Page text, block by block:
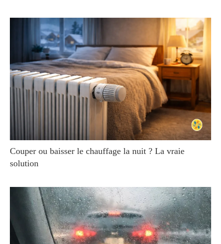
Couper ou baisser le chauffage la nuit ? La vraie
solution